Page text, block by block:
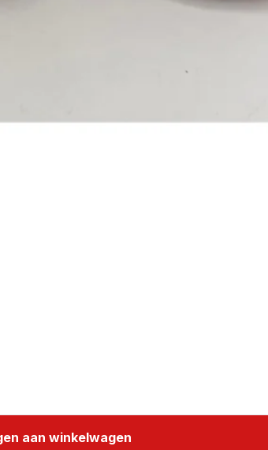
aan winkelwagen